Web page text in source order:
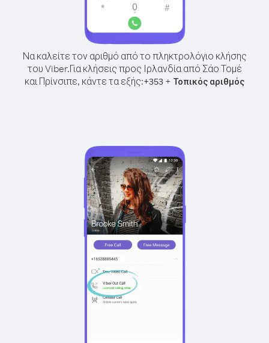
Να καλείτε τον αριθμό από το πληκτρολόγιο κλήσης
του Viber.Για κλήσεις προς Ιρλανδία από Σάο Τομέ
και Πρίνσιπε, κάντε τα εξής:+353 + Τοπικός αριθμός